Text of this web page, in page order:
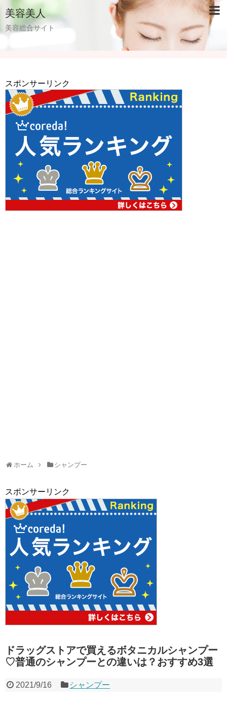
美容美人
美容総合サイト
スポンサーリンク
ホーム シャンプー
スポンサーリンク
ドラッグストアで買えるボタニカルシャンプー
♡普通のシャンプーとの違いは？おすすめ3選
2021/9/16 シャンプー